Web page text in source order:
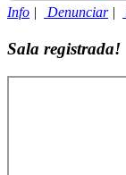
Info | Denunciar|
Sala registrada!